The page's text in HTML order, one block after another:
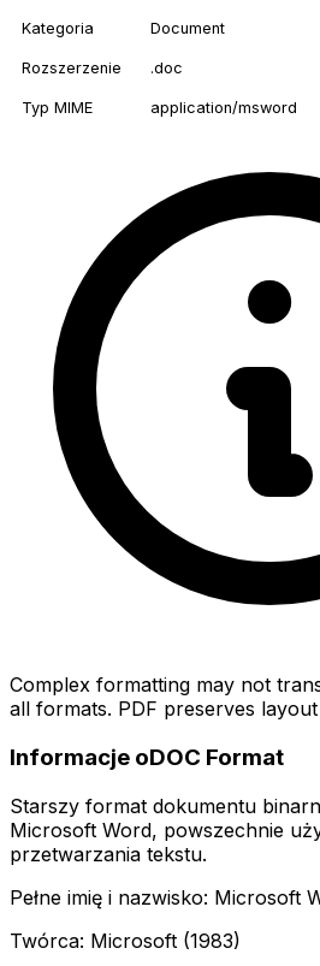
Kategoria Document
Rozszerzenie .doc
Typ MIME application/msword
Complex formatting may not
all formats. PDF preserves
Informacje oDOC Format
Starszy format dokumentu
Microsoft Word, powszechnie
przetwarzania tekstu.
Pełne imię i nazwisko: Microsoft
Twórca: Microsoft (1983)